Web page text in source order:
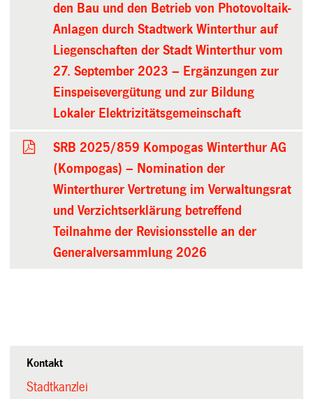
den Bau und den Betrieb von Photovoltaik-
Anlagen durch Stadtwerk Winterthur auf
Liegenschaften der Stadt Winterthur vom
27. September 2023 – Ergänzungen zur
Einspeisevergütung und zur Bildung
Lokaler Elektrizitätsgemeinschaft
SRB 2025/859 Kompogas Winterthur AG
(Kompogas) – Nomination der
Winterthurer Vertretung im Verwaltungsrat
und Verzichtserklärung betreffend
Teilnahme der Revisionsstelle an der
Generalversammlung 2026
Kontakt
Stadtkanzlei